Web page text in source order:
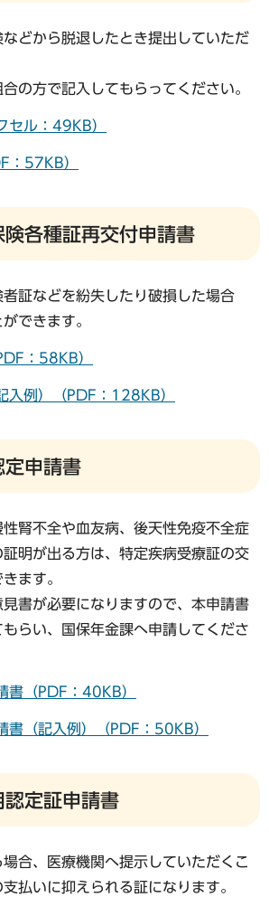
どから脱退したとき提出していただ
の方で記入してもらってください。
セル：49KB）
：57KB）
各種証再交付申請書
証などを紛失したり破損した場合
できます。
：58KB）
入例）（PDF：128KB）
定申請書
腎不全や血友病、後天性免疫不全症
明が出る方は、特定疾病受療証の交
ます。
書が必要になりますので、本申請書
らい、国保年金課へ申請してくださ
書（PDF：40KB）
書（記入例）（PDF：50KB）
定証申請書
合、医療機関へ提示していただくこ
払いに抑えられる証になります。